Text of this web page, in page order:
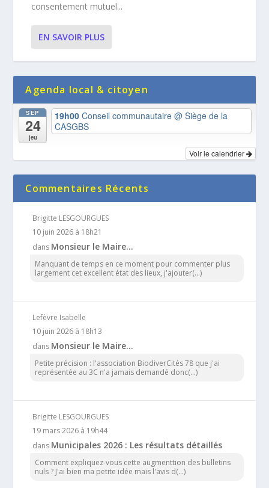
consentement mutuel...
EN SAVOIR PLUS
Agenda local & citoyen
SEP
24
jeu
19h00Conseil communautaire@ Siège de la
CASGBS
Voir le calendrier
Commentaires Récents
Brigitte LESGOURGUES
10 juin 2026 à 18h21
dans Monsieur le Maire…
Manquant de temps en ce moment pour commenter plus
largement cet excellent état des lieux, j'ajouter(...)
Lefèvre Isabelle
10 juin 2026 à 18h13
dans Monsieur le Maire…
Petite précision : l'association BiodiverCités 78 que j'ai
représentée au 3C n'a jamais demandé donc(...)
Brigitte LESGOURGUES
19 mars 2026 à 19h44
dans Municipales 2026 : Les résultats détaillés
Comment expliquez-vous cette augmenttion des bulletins
nuls ? J'ai bien ma petite idée mais l'avis d(...)